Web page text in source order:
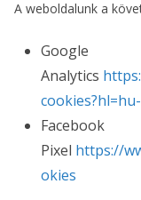
A weboldalunk a
Google
Analytics
Facebook
Pixel https://
okies